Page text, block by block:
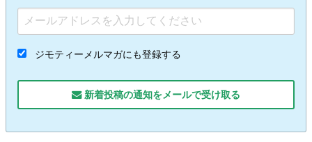
ジモティーメルマガにも登録する
新着投稿の通知をメールで受け取る